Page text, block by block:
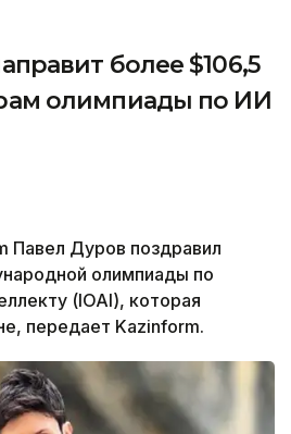
более $106,5
олимпиады по ИИ
Павел Дуров поздравил
олимпиады по
(IOAI), которая
передает Kazinform.